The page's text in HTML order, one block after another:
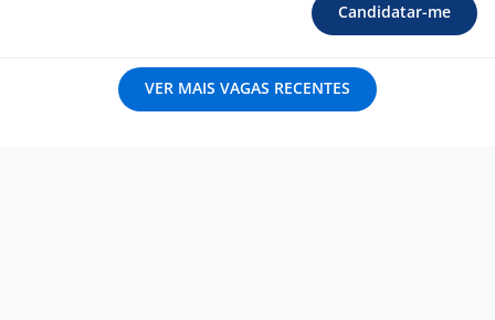
Candidatar-me
VER MAIS VAGAS RECENTES